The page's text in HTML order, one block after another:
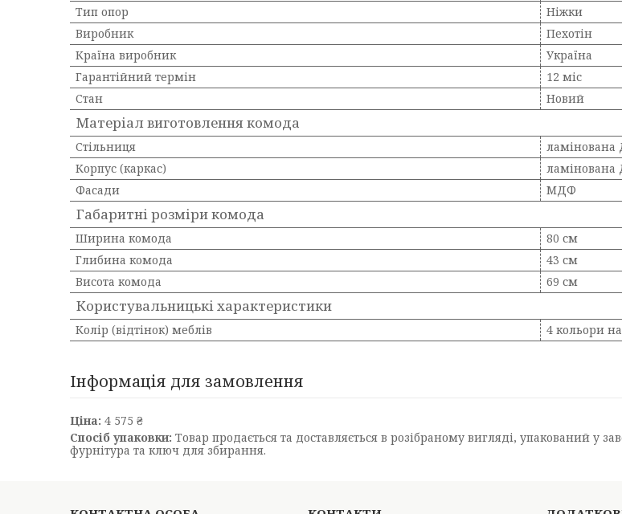
Тип опор
Ніжки
Виробник
Пехотін
Країна виробник
Україна
Гарантійний термін
12 міс
Стан
Новий
Матеріал виготовлення комода
Стільниця
Корпус (каркас)
Фасади
МДФ
Габаритні розміри комода
Ширина комода
80 см
Глибина комода
43 см
Висота комода
69 см
Користувальницькі характеристики
Колір (відтінок) меблів 4 кольори
Інформація для замовлення
Ціна: 4 575 ₴
Спосіб упаковки: Товар продається та доставляється в розібраному вигляді, упакований у
фурнітура та ключ для збирання.